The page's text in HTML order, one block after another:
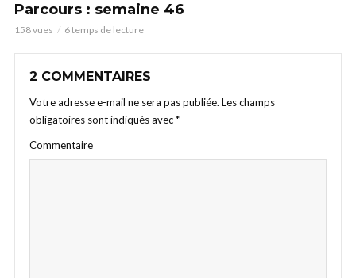
Parcours : semaine 46
158 vues 6 temps de lecture
2 COMMENTAIRES
Votre adresse e-mail ne sera pas publiée. Les champs
obligatoires sont indiqués avec*
Commentaire